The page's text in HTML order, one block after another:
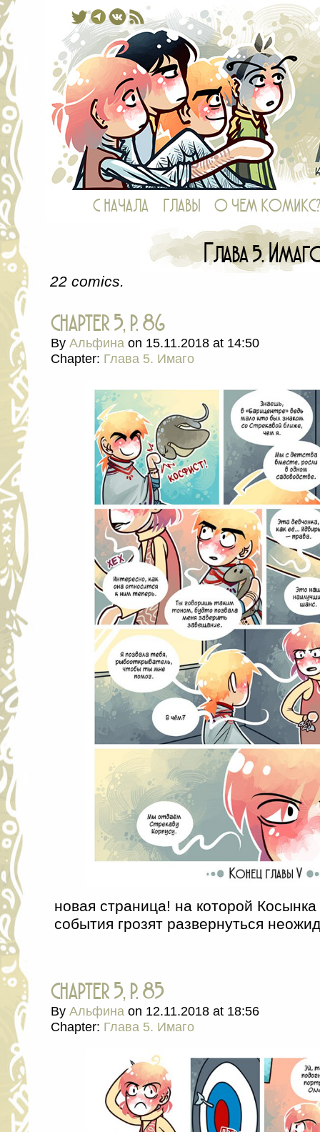
С НАЧАЛА ГЛАВЫ О ЧЕМ
Глава 5.
22 comics.
chapter 5, p. 86
By Альфина on 15.11.2018 at 14:50
Chapter: Глава 5. Имаго
новая страница! на которой
события грозят развернуться
chapter 5, p. 85
By Альфина on 12.11.2018 at 18:56
Chapter: Глава 5. Имаго